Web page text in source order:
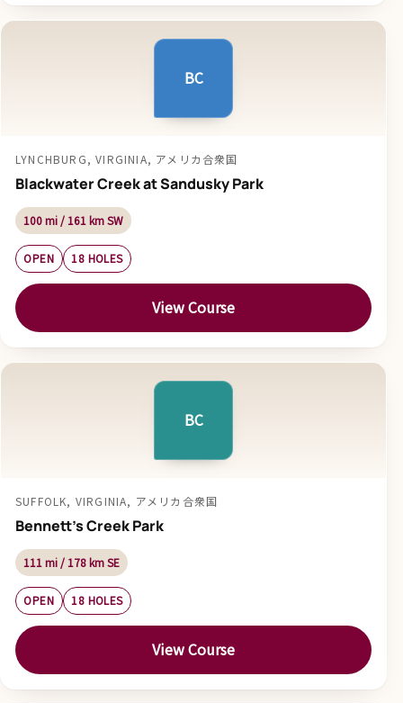
BC
LYNCHBURG, VIRGINIA, アメリカ合衆国
Blackwater Creek at Sandusky Park
100 mi / 161 km SW
OPEN 18 HOLES
View Course
BC
SUFFOLK, VIRGINIA, アメリカ合衆国
Bennett's Creek Park
111 mi / 178 km SE
OPEN 18 HOLES
View Course